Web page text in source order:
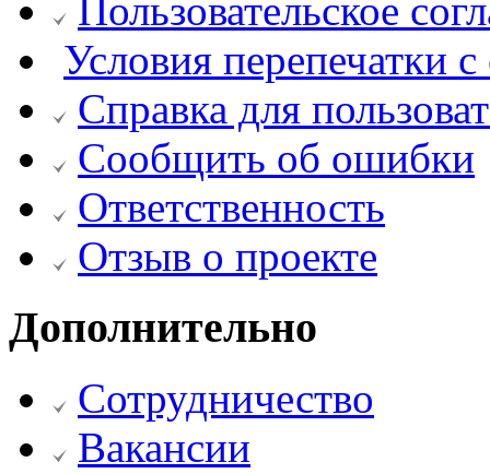
Пользовательское
Условия перепечатки с
Справка для
Сообщить об ошибки
Ответственность
Отзыв о проекте
Дополнительно
Сотрудничество
Вакансии